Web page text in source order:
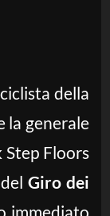
della
la generale
Step Floors
Giro dei
immediato